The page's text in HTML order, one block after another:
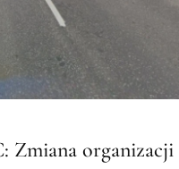
Zmiana